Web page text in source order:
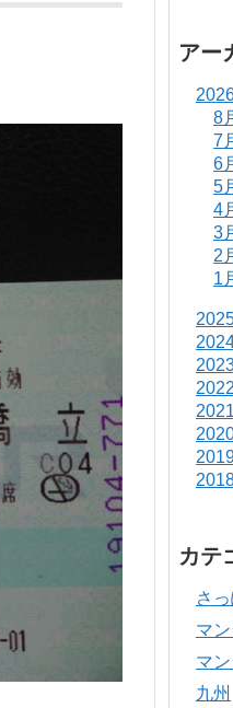
アー
8
7
6
5
4
3
2
1
カテ
さ
マ
マ
九州